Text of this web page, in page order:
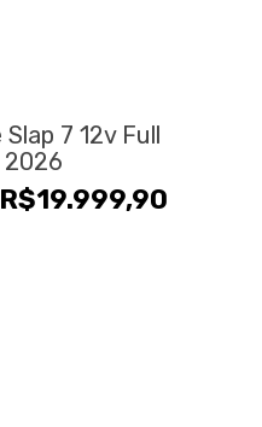
7 12v Full
2026
O
R$19.999,90O